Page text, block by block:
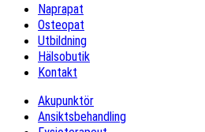
Naprapat
Osteopat
Utbildning
Hälsobutik
Kontakt
Akupunktör
Ansiktsbehandling